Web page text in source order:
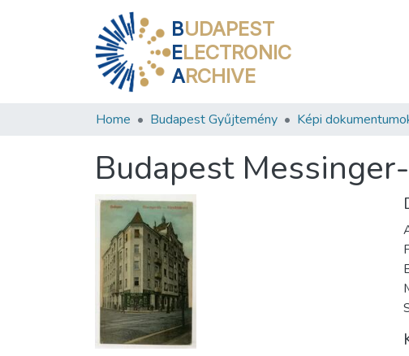
BUDAPEST
ELECTRONIC
ARCHIVE
Home Budapest Gyűjtemény Képi
Budapest